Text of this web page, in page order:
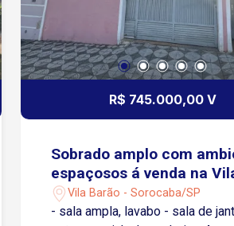
R$ 745.000,00 V
Sobrado amplo com
espaçosos á venda na
Barão - Sorocaba/SP
Vila Barão - Sorocaba/SP
- sala ampla, lavabo - sala de